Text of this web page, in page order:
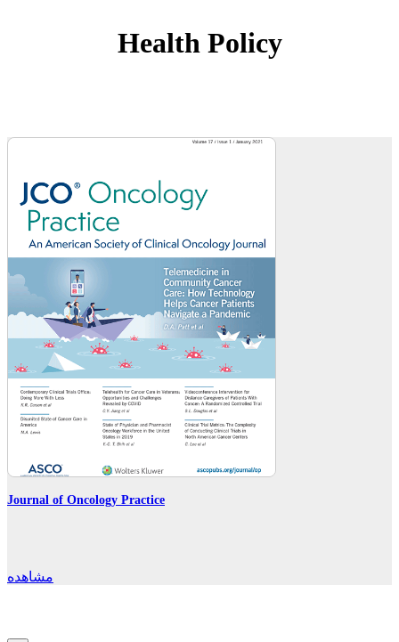
Health Policy
Journal of Oncology Practice
مشاهده